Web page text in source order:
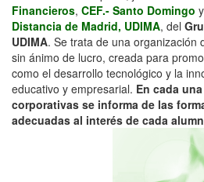
Financieros, CEF.- Santo Domingo
Distancia de Madrid, UDIMA, del
UDIMA. Se trata de una organización
sin ánimo de lucro, creada para
como el desarrollo tecnológico y la
educativo y empresarial. En cada
corporativas se informa de las
adecuadas al interés de cada